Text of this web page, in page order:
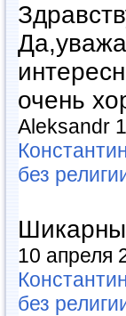
очень
Aleksandr
без
10 апреля
без